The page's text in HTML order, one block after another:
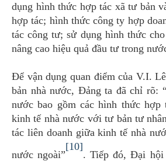
dụng hình thức hợp tác xã tư bản
hợp tác; hình thức công ty hợp
tác công tư; sử dụng hình thức
nâng cao hiệu quả đầu tư trong
Để vận dụng quan điểm của V.I.
bản nhà nước, Đảng ta đã chỉ rõ:
nước bao gồm các hình thức hợp
kinh tế nhà nước với tư bản tư
tác liên doanh giữa kinh tế nhà
nước ngoài”
[10]
. Tiếp đó, Đại